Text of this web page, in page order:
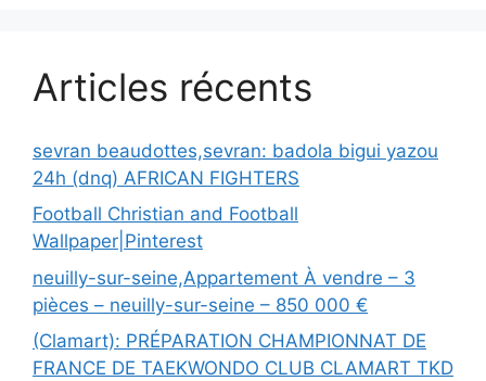
Articles récents
sevran beaudottes,sevran: badola bigui yazou
24h (dnq) AFRICAN FIGHTERS
Football Christian and Football
Wallpaper|Pinterest
neuilly-sur-seine,Appartement À vendre – 3
pièces – neuilly-sur-seine – 850 000 €
(Clamart): PRÉPARATION CHAMPIONNAT DE
FRANCE DE TAEKWONDO CLUB CLAMART TKD